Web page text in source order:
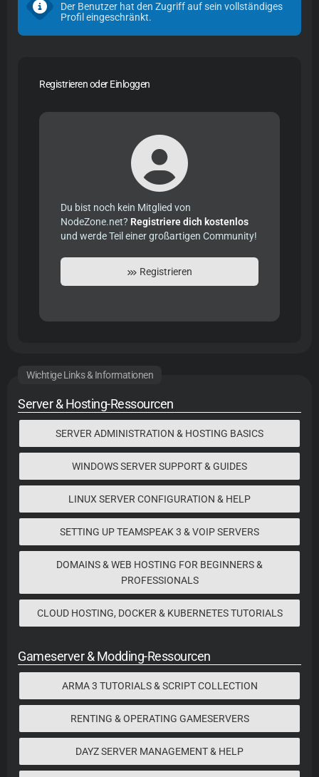
Der Benutzer hat den Zugriff auf sein vollständiges
Profil eingeschränkt.
Registrieren oder Einloggen
Du bist noch kein Mitglied von
NodeZone.net? Registriere dich kostenlos
und werde Teil einer großartigen Community!
Registrieren
Wichtige Links & Informationen
Server & Hosting-Ressourcen
SERVER ADMINISTRATION & HOSTING BASICS
WINDOWS SERVER SUPPORT & GUIDES
LINUX SERVER CONFIGURATION & HELP
SETTING UP TEAMSPEAK 3 & VOIP SERVERS
DOMAINS & WEB HOSTING FOR BEGINNERS &
PROFESSIONALS
CLOUD HOSTING, DOCKER & KUBERNETES TUTORIALS
Gameserver & Modding-Ressourcen
ARMA 3 TUTORIALS & SCRIPT COLLECTION
RENTING & OPERATING GAMESERVERS
DAYZ SERVER MANAGEMENT & HELP